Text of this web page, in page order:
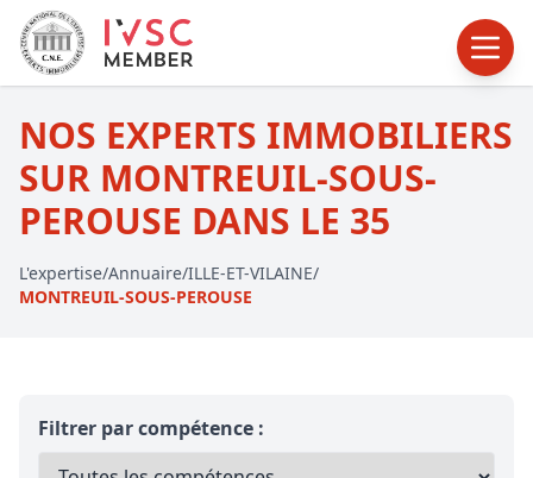
NOS EXPERTS IMMOBILIERS
SUR MONTREUIL-SOUS-
PEROUSE DANS LE 35
L'expertise/Annuaire/ILLE-ET-VILAINE/
MONTREUIL-SOUS-PEROUSE
Filtrer par compétence :